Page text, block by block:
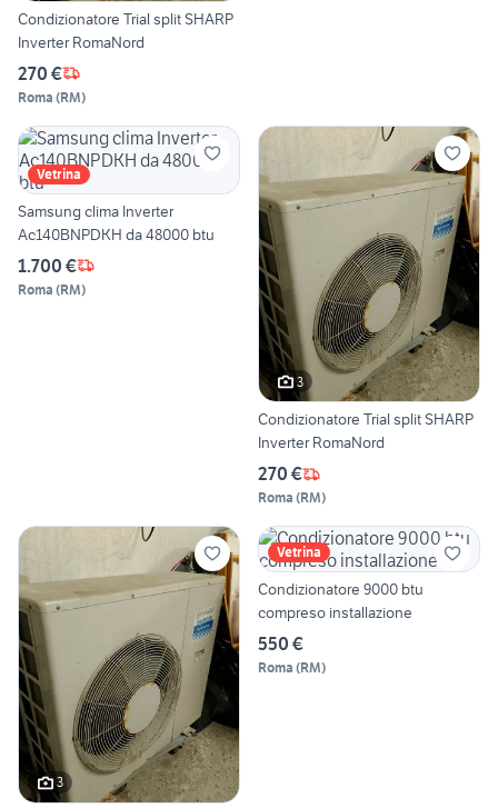
Condizionatore Trial split SHARP
Inverter RomaNord
270 €
Roma (RM)
Vetrina
Samsung clima Inverter
Ac140BNPDKH da 48000 btu
1.700 €
Roma (RM)
3
Condizionatore Trial split SHARP
Inverter RomaNord
270 €
Roma (RM)
3
Vetrina
Condizionatore 9000 btu
compreso installazione
550 €
Roma (RM)